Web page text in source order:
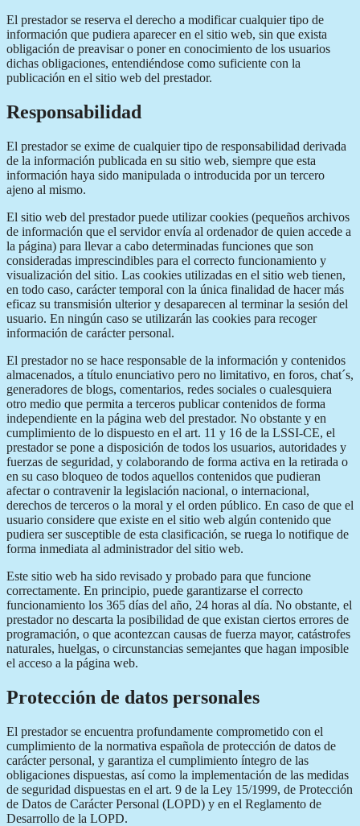
El prestador se reserva el derecho a modificar cualquier tipo de
información que pudiera aparecer en el sitio web, sin que exista
obligación de preavisar o poner en conocimiento de los usuarios
dichas obligaciones, entendiéndose como suficiente con la
publicación en el sitio web del prestador.
Responsabilidad
El prestador se exime de cualquier tipo de responsabilidad derivada
de la información publicada en su sitio web, siempre que esta
información haya sido manipulada o introducida por un tercero
ajeno al mismo.
El sitio web del prestador puede utilizar cookies (pequeños archivos
de información que el servidor envía al ordenador de quien accede a
la página) para llevar a cabo determinadas funciones que son
consideradas imprescindibles para el correcto funcionamiento y
visualización del sitio. Las cookies utilizadas en el sitio web tienen,
en todo caso, carácter temporal con la única finalidad de hacer más
eficaz su transmisión ulterior y desaparecen al terminar la sesión del
usuario. En ningún caso se utilizarán las cookies para recoger
información de carácter personal.
El prestador no se hace responsable de la información y contenidos
almacenados, a título enunciativo pero no limitativo, en foros, chat´s,
generadores de blogs, comentarios, redes sociales o cualesquiera
otro medio que permita a terceros publicar contenidos de forma
independiente en la página web del prestador. No obstante y en
cumplimiento de lo dispuesto en el art. 11 y 16 de la LSSI-CE, el
prestador se pone a disposición de todos los usuarios, autoridades y
fuerzas de seguridad, y colaborando de forma activa en la retirada o
en su caso bloqueo de todos aquellos contenidos que pudieran
afectar o contravenir la legislación nacional, o internacional,
derechos de terceros o la moral y el orden público. En caso de que el
usuario considere que existe en el sitio web algún contenido que
pudiera ser susceptible de esta clasificación, se ruega lo notifique de
forma inmediata al administrador del sitio web.
Este sitio web ha sido revisado y probado para que funcione
correctamente. En principio, puede garantizarse el correcto
funcionamiento los 365 días del año, 24 horas al día. No obstante, el
prestador no descarta la posibilidad de que existan ciertos errores de
programación, o que acontezcan causas de fuerza mayor, catástrofes
naturales, huelgas, o circunstancias semejantes que hagan imposible
el acceso a la página web.
Protección de datos personales
El prestador se encuentra profundamente comprometido con el
cumplimiento de la normativa española de protección de datos de
carácter personal, y garantiza el cumplimiento íntegro de las
obligaciones dispuestas, así como la implementación de las medidas
de seguridad dispuestas en el art. 9 de la Ley 15/1999, de Protección
de Datos de Carácter Personal (LOPD) y en el Reglamento de
Desarrollo de la LOPD.